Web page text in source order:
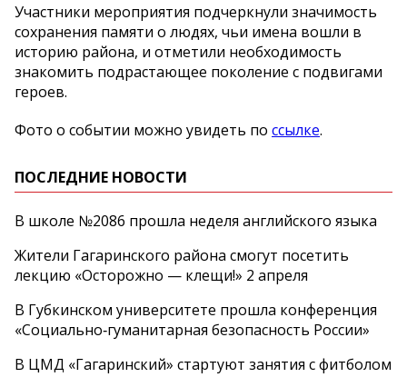
Участники мероприятия подчеркнули значимость
сохранения памяти о людях, чьи имена вошли в
историю района, и отметили необходимость
знакомить подрастающее поколение с подвигами
героев.
Фото о событии можно увидеть по ссылке.
ПОСЛЕДНИЕ НОВОСТИ
В школе №2086 прошла неделя английского языка
Жители Гагаринского района смогут посетить
лекцию «Осторожно — клещи!» 2 апреля
В Губкинском университете прошла конференция
«Социально‑гуманитарная безопасность России»
В ЦМД «Гагаринский» стартуют занятия с фитболом